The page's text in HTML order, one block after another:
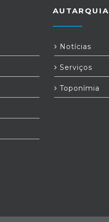
AUTARQUIA
Notícias
Serviços
Toponímia